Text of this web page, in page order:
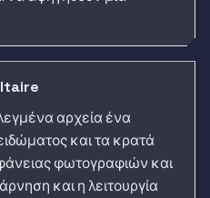
αρχεία ένα
και τα κρατά
φωτογραφιών και
και η λειτουργία